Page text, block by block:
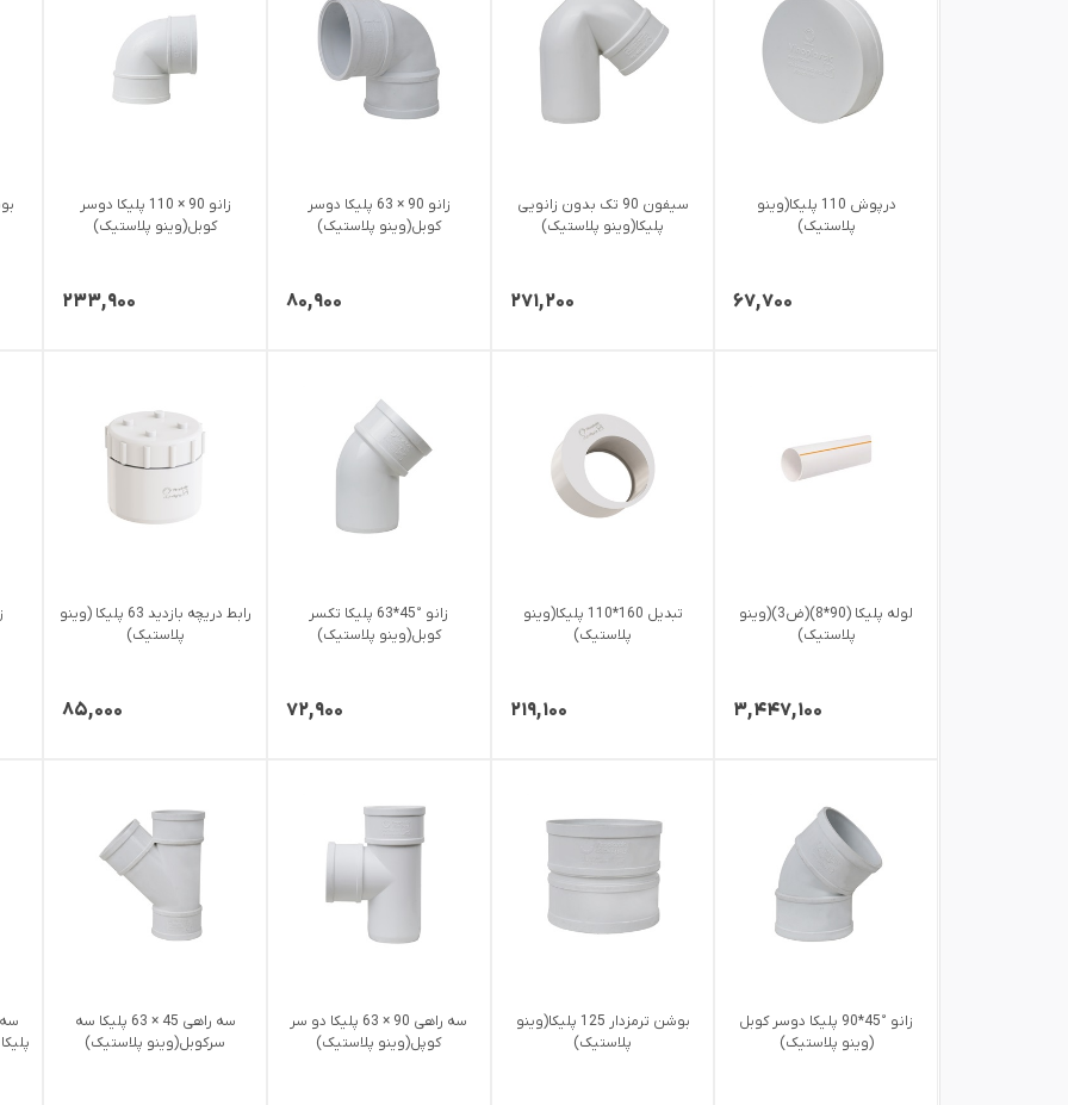
درپوش 110 پلیکا(وینو
پلاستیک)
۶۷,۷۰۰
سیفون 90 تک بدون زانویی
پلیکا(وینو پلاستیک)
۲۷۱,۲۰۰
زانو 90 × 63 پلیکا دوسر
کوبل(وینو پلاستیک)
۸۰,۹۰۰
زانو 90 × 110 پلیکا دوسر
کوبل(وینو پلاستیک)
۲۳۳,۹۰۰
لوله پلیکا (90*8)(ض3)(وینو
پلاستیک)
۳,۴۴۷,۱۰۰
تبدیل 160*110 پلیکا(وینو
پلاستیک)
۲۱۹,۱۰۰
زانو °45*63 پلیکا تکسر
کوبل(وینو پلاستیک)
۷۲,۹۰۰
رابط دریچه بازدید 63 پلیکا (وینو
پلاستیک)
۸۵,۰۰۰
زانو °45*90 پلیکا دوسر کوبل
(وینو پلاستیک)
بوشن ترمزدار 125 پلیکا(وینو
پلاستیک)
سه راهی 90 × 63 پلیکا دو سر
کوپل(وینو پلاستیک)
سه راهی 45 × 63 پلیکا سه
سرکوبل(وینو پلاستیک)